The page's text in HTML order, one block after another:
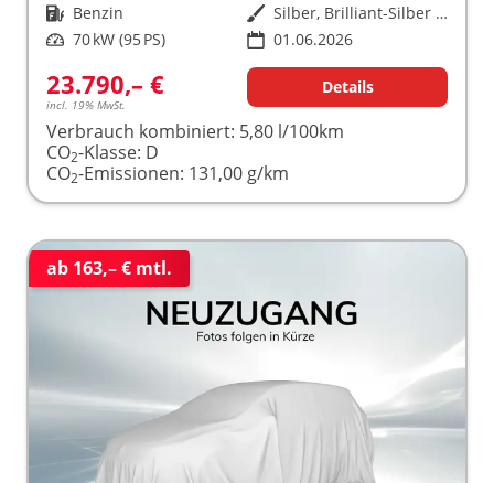
Kraftstoff Benzin Außenfarbe
Silber, Brilliant-Silber Metallic (8E)
Leistung 70 kW (95 PS) 01.06.2026
23.790,– €
incl. 19% MwSt.
Details
Verbrauch kombiniert: 5,80 l/100km
CO2-Klasse: D
CO2-Emissionen: 131,00 g/km
ab 163,– € mtl.